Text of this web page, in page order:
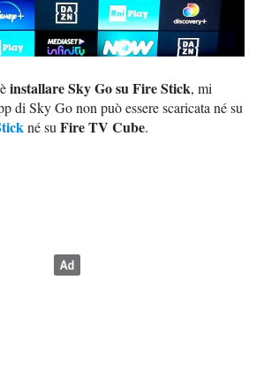
èinstallare Sky Go su Fire Stick, mi
di Sky Go non può essere scaricata né su
né suFire TV Cube.